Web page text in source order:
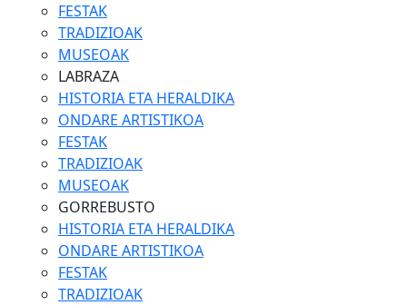
FESTAK
TRADIZIOAK
MUSEOAK
LABRAZA
HISTORIA ETA HERALDIKA
ONDARE ARTISTIKOA
FESTAK
TRADIZIOAK
MUSEOAK
GORREBUSTO
HISTORIA ETA HERALDIKA
ONDARE ARTISTIKOA
FESTAK
TRADIZIOAK